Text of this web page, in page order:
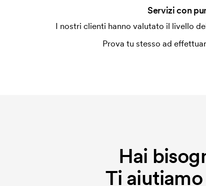
Servizi con
I nostri clienti hanno valutato il livello
Prova tu stesso ad
Hai
Ti